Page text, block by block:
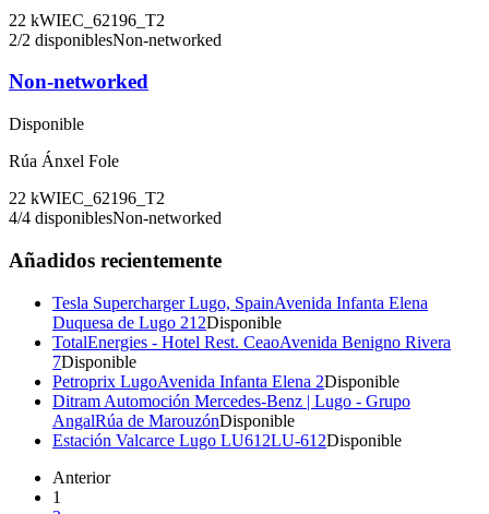
22 kWIEC_62196_T2
2/2 disponiblesNon-networked
Non-networked
Disponible
Rúa Ánxel Fole
22 kWIEC_62196_T2
4/4 disponiblesNon-networked
Añadidos recientemente
Tesla Supercharger Lugo, SpainAvenida Infanta Elena
Duquesa de Lugo 212Disponible
TotalEnergies - Hotel Rest. CeaoAvenida Benigno Rivera
7Disponible
Petroprix LugoAvenida Infanta Elena 2Disponible
Ditram Automoción Mercedes-Benz | Lugo - Grupo
AngalRúa de MarouzónDisponible
Estación Valcarce Lugo LU612LU-612Disponible
Anterior
1